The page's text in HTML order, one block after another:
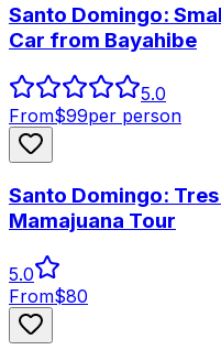
Santo Domingo:
Car from Bayahibe
5.0
From$99per person
Santo Domingo:
Mamajuana Tour
5.0
From$80